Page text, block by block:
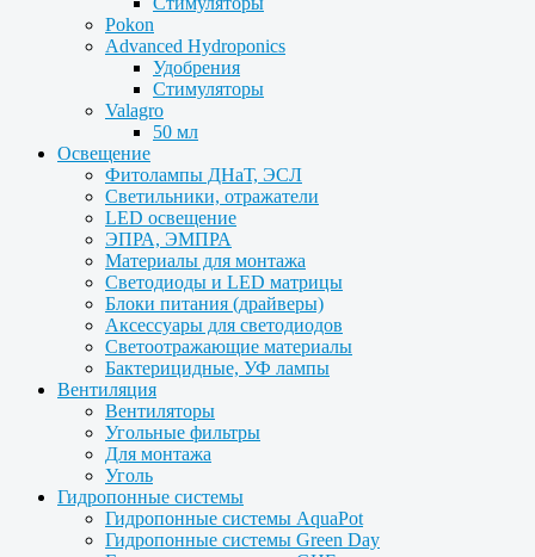
Pokon
Advanced Hydroponics
Удобрения
Стимуляторы
Valagro
50 мл
Освещение
Фитолампы ДНаТ, ЭСЛ
Светильники, отражатели
LED освещение
ЭПРА, ЭМПРА
Материалы для монтажа
Светодиоды и LED матрицы
Блоки питания (драйверы)
Аксессуары для светодиодов
Светоотражающие материалы
Бактерицидные, УФ лампы
Вентиляция
Вентиляторы
Угольные фильтры
Для монтажа
Уголь
Гидропонные системы
Гидропонные системы AquaPot
Гидропонные системы Green Day